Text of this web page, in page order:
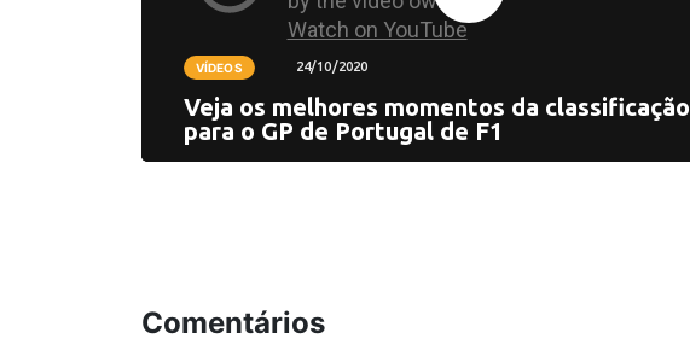
VÍDEOS 24/10/2020
Veja os melhores momentos da classificação
para o GP de Portugal de F1
Comentários